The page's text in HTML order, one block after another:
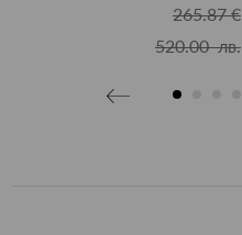
265.87 €
520.00 лв.